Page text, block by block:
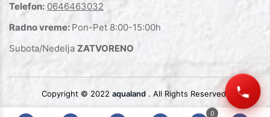
0
Telefon: 0646463032
Radno vreme: Pon-Pet 8:00-15:00h
Subota/Nedelja ZATVORENO
Copyright © 2022 aqualand . All Rights Reserved.